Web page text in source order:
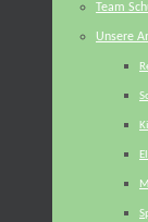
Team
Unsere